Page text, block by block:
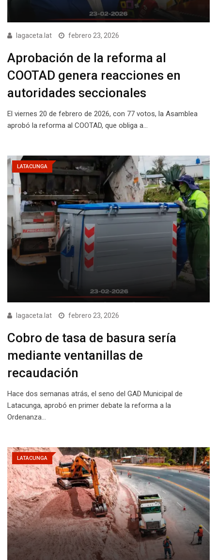
lagaceta.lat febrero 23, 2026
Aprobación de la reforma al
COOTAD genera reacciones en
autoridades seccionales
El viernes 20 de febrero de 2026, con 77 votos, la Asamblea
aprobó la reforma al COOTAD, que obliga a…
LATACUNGA
lagaceta.lat febrero 23, 2026
Cobro de tasa de basura sería
mediante ventanillas de
recaudación
Hace dos semanas atrás, el seno del GAD Municipal de
Latacunga, aprobó en primer debate la reforma a la
Ordenanza…
LATACUNGA